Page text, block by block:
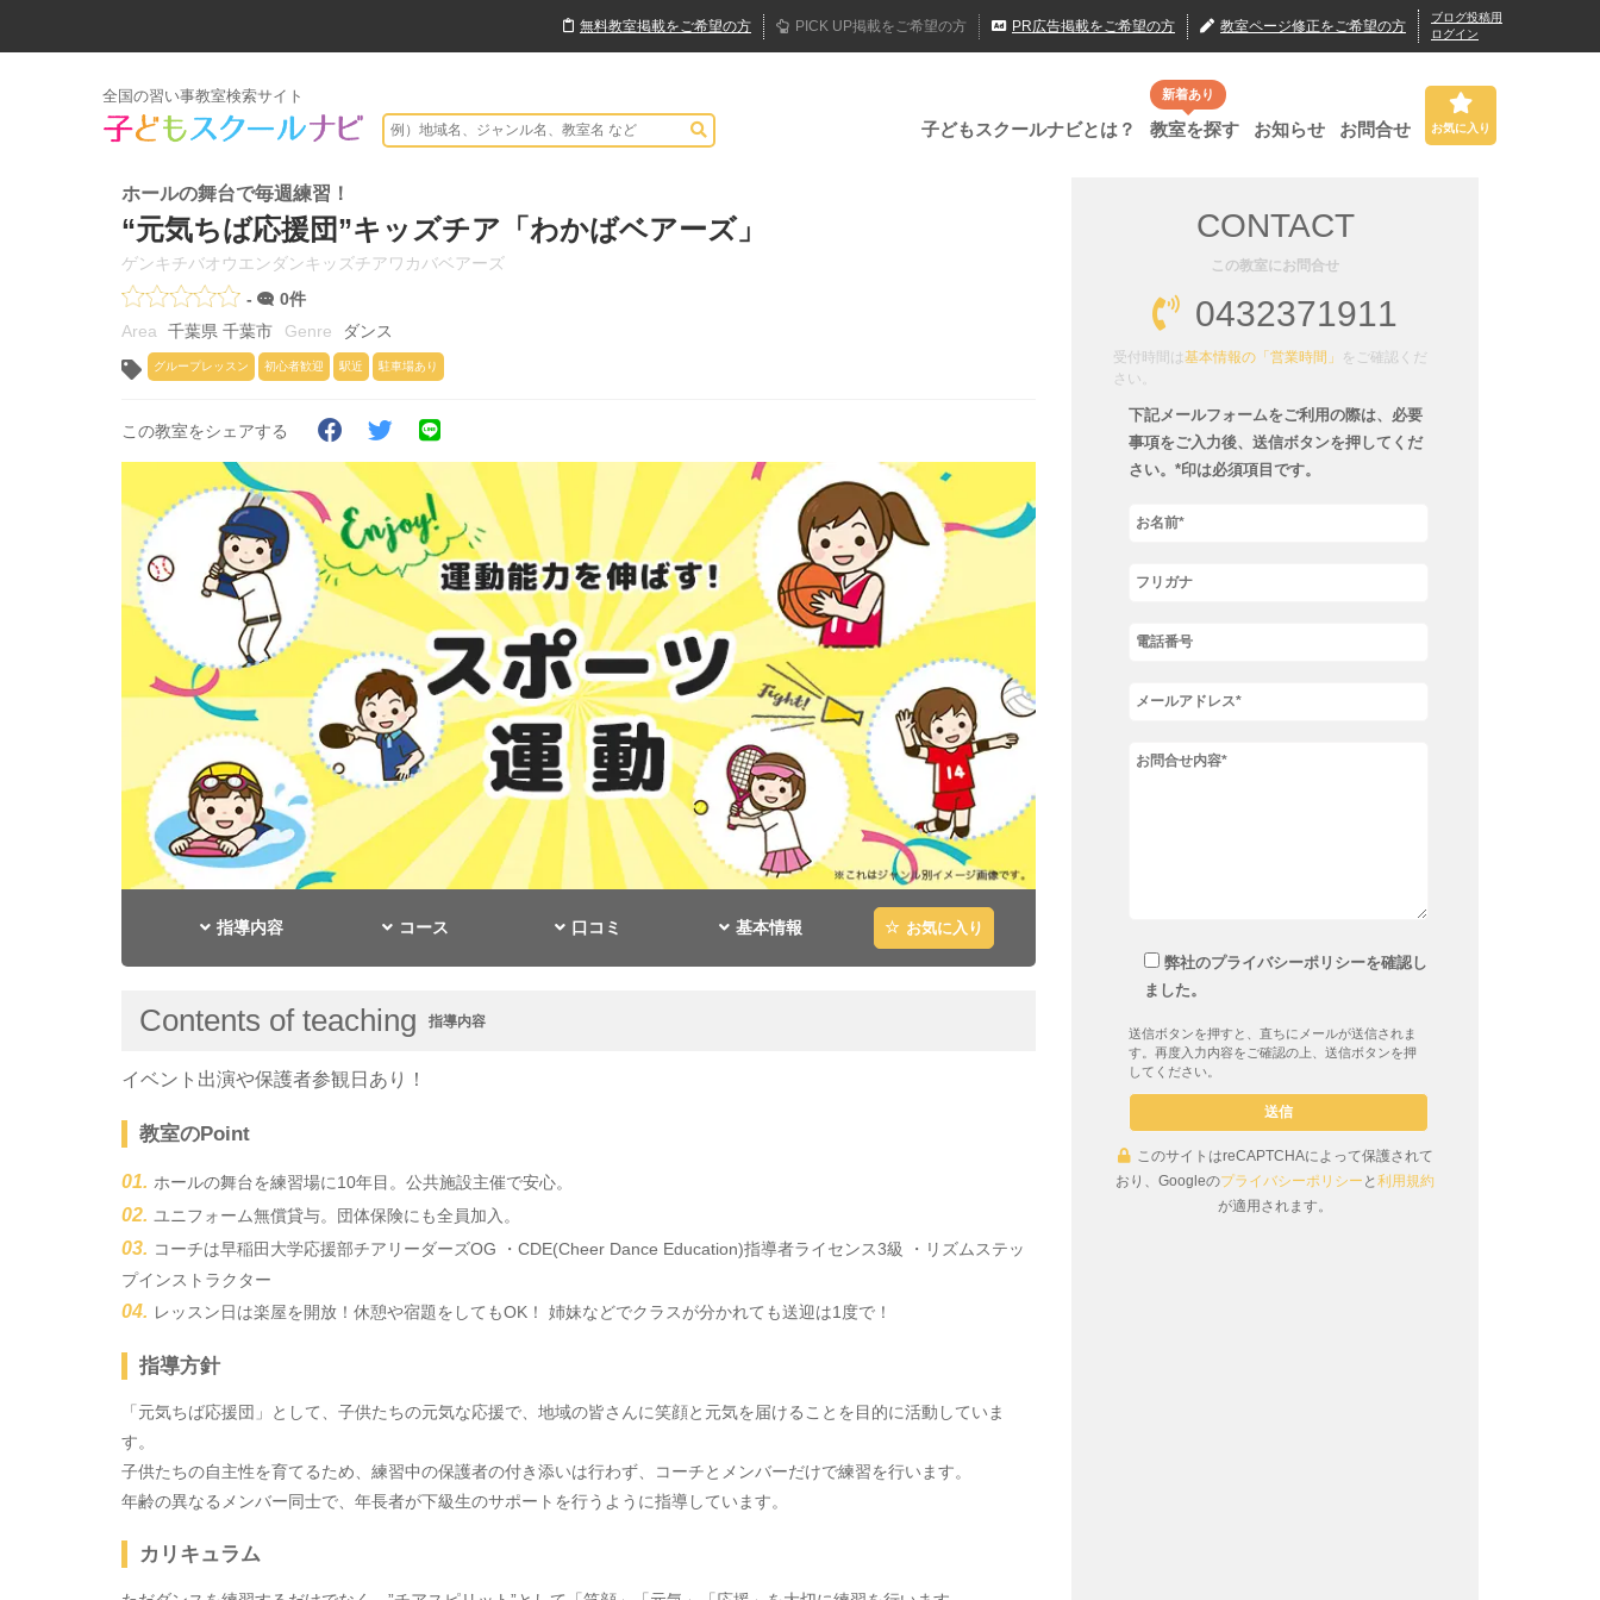
無料教室掲載をご希望の方 PICK UP掲載をご希望の方 PR広告掲載をご希望の方 教室ページ修正をご希望の方
ブログ投稿用
ログイン
全国の習い事教室検索サイト
子どもスクールナビとは？
新着あり
教室を探す お知らせ お問合せ お気に入り
ホールの舞台で毎週練習！
“元気ちば応援団”キッズチア「わかばベアーズ」
ゲンキチバオウエンダンキッズチアワカバベアーズ
-
0件
千葉県 千葉市
ダンス
グループレッスン 初心者歓迎 駅近 駐車場あり
この教室をシェアする
指導内容 コース 口コミ 基本情報 お気に入り
Contents of teaching 指導内容
イベント出演や保護者参観日あり！
教室のPoint
ホールの舞台を練習場に10年目。公共施設主催で安心。
ユニフォーム無償貸与。団体保険にも全員加入。
コーチは早稲田大学応援部チアリーダーズOG ・CDE(Cheer Dance Education)指導者ライセンス3級 ・リズムステッ
プインストラクター
レッスン日は楽屋を開放！休憩や宿題をしてもOK！ 姉妹などでクラスが分かれても送迎は1度で！
指導方針
「元気ちば応援団」として、子供たちの元気な応援で、地域の皆さんに笑顔と元気を届けることを目的に活動していま
す。
子供たちの自主性を育てるため、練習中の保護者の付き添いは行わず、コーチとメンバーだけで練習を行います。
年齢の異なるメンバー同士で、年長者が下級生のサポートを行うように指導しています。
カリキュラム
CONTACT
この教室にお問合せ
0432371911
受付時間は基本情報の「営業時間」
をご確認くだ
さい。
下記メールフォームをご利用の際は、必要
事項をご入力後、送信ボタンを押してくだ
さい。*印は必須項目です。
弊社のプライバシーポリシーを確認し
ました。
送信ボタンを押すと、直ちにメールが送信されま
す。再度入力内容をご確認の上、送信ボタンを押
してください。
このサイトはreCAPTCHAによって保護されて
おり、Googleのプライバシーポリシー と 利用規約
が適用されます。